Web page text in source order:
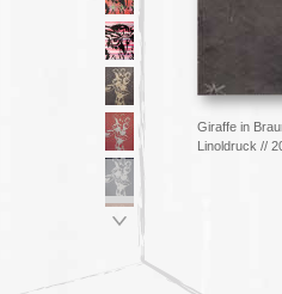
Giraffe in
Linoldruck //